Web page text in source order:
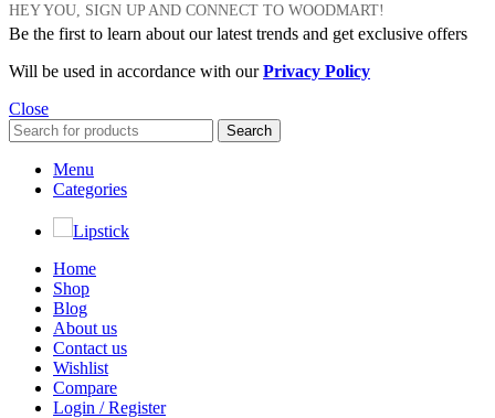
HEY YOU, SIGN UP AND CONNECT TO WOODMART!
Be the first to learn about our latest trends and get exclusive offers
Will be used in accordance with ourPrivacy Policy
Close
Search
Menu
Categories
Lipstick
Home
Shop
Blog
About us
Contact us
Wishlist
Compare
Login / Register